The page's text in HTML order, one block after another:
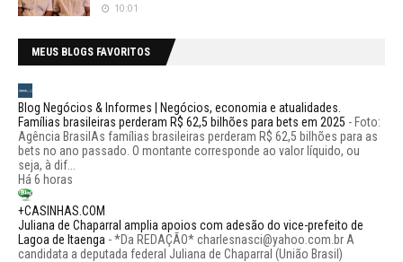
10:01
MEUS BLOGS FAVORITOS
Blog Negócios & Informes | Negócios, economia e atualidades.
Famílias brasileiras perderam R$ 62,5 bilhões para bets em 2025 - Foto:
Agência BrasilAs famílias brasileiras perderam R$ 62,5 bilhões para as
bets no ano passado. O montante corresponde ao valor líquido, ou
seja, à dif...
Há 6 horas
+CASINHAS.COM
Juliana de Chaparral amplia apoios com adesão do vice-prefeito de
Lagoa de Itaenga -*Da REDAÇÃO* charlesnasci@yahoo.com.br A
candidata a deputada federal Juliana de Chaparral (União Brasil)